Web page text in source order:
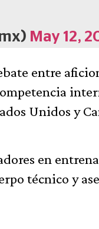
May 12,
entre
Unidos y
en
técnico y